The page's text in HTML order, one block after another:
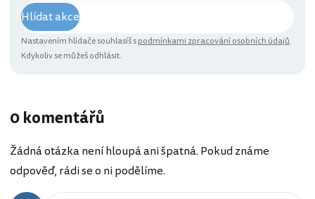
Hlídat akce
Nastavením hlídače souhlasíš spodmínkami zpracování osobních údajů.
Kdykoliv se můžeš odhlásit.
0 komentářů
Žádná otázka není hloupá ani špatná. Pokud známe
odpověď, rádi se o ni podělíme.